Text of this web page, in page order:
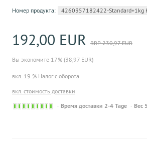
Номер продукта: 4260357182422-Standard+1kg
192,00 EUR RRP 230,97 EUR
Вы экономите 17% (38,97 EUR)
вкл. 19 % Налог с оборота
вкл. стоимость доставки
Sofort
Время доставки 2-4 Tage Вес